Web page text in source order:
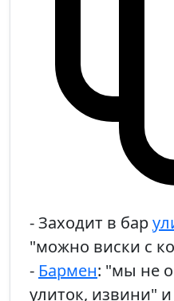
- Заходит в бар
"можно виски с
- Бармен: "мы не
улиток, извини"